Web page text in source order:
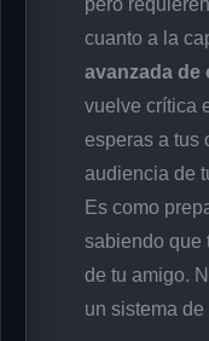
pero
cuanto a la
avanzada de
vuelve crítica
esperas a tus
audiencia de
Es como
sabiendo que
de tu amigo.
un sistema